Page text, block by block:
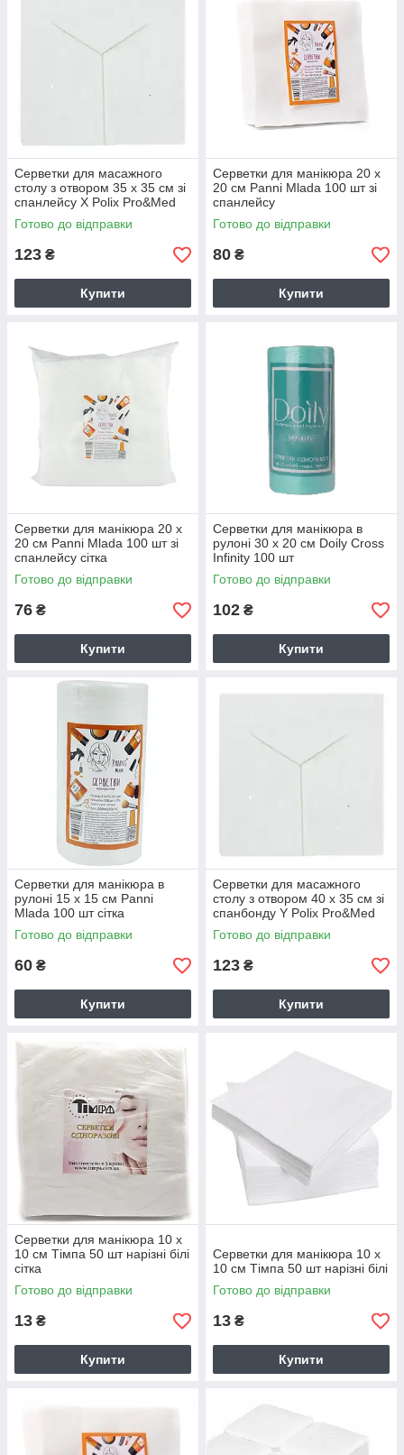
Серветки для масажного
столу з отвором 35 х 35 см зі
спанлейсу X Polix Pro&Med
білі 50 шт
Готово до відправки
123 ₴
Купити
Серветки для манікюра 20 х
20 см Panni Mlada 100 шт зі
спанлейсу
Готово до відправки
80 ₴
Купити
Серветки для манікюра 20 х
20 см Panni Mlada 100 шт зі
спанлейсу сітка
Готово до відправки
76 ₴
Купити
Серветки для манікюра в
рулоні 30 х 20 см Doily Cross
Infinity 100 шт
Готово до відправки
102 ₴
Купити
Серветки для манікюра в
рулоні 15 х 15 см Panni
Mlada 100 шт сітка
Готово до відправки
60 ₴
Купити
Серветки для масажного
столу з отвором 40 х 35 см зі
спанбонду Y Polix Pro&Med
білі 50 шт
Готово до відправки
123 ₴
Купити
Серветки для манікюра 10 х
10 см Тімпа 50 шт нарізні білі
сітка
Готово до відправки
13 ₴
Купити
Серветки для манікюра 10 х
10 см Тімпа 50 шт нарізні білі
Готово до відправки
13 ₴
Купити